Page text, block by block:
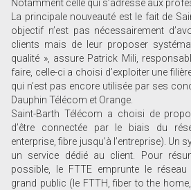
Notamment celle qui s’adresse aux
La principale nouveauté est le fait de
objectif n’est pas nécessairement
clients mais de leur proposer
qualité », assure Patrick Mili,
faire, celle-ci a choisi d’exploiter une
qui n’est pas encore utilisée par ses
Dauphin Télécom et Orange.
Saint-Barth Télécom a choisi de
d’être connectée par le biais du
enterprise, fibre jusqu’à l’entreprise). Un
un service dédié au client. Pour
possible, le FTTE emprunte le
grand public (le FTTH, fiber to the